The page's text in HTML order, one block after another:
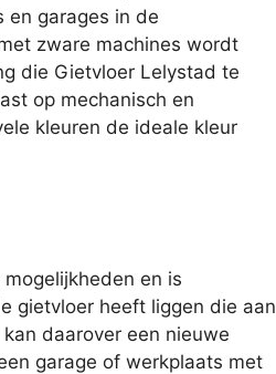
en garages in de
zware machines wordt
die Gietvloer Lelystad te
op mechanisch en
kleuren de ideale kleur
en is
gietvloer heeft liggen die aan
daarover een nieuwe
garage of werkplaats met